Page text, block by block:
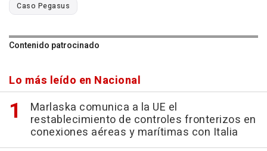
Caso Pegasus
Contenido patrocinado
Lo más leído en Nacional
Marlaska comunica a la UE el
restablecimiento de controles fronterizos en
conexiones aéreas y marítimas con Italia